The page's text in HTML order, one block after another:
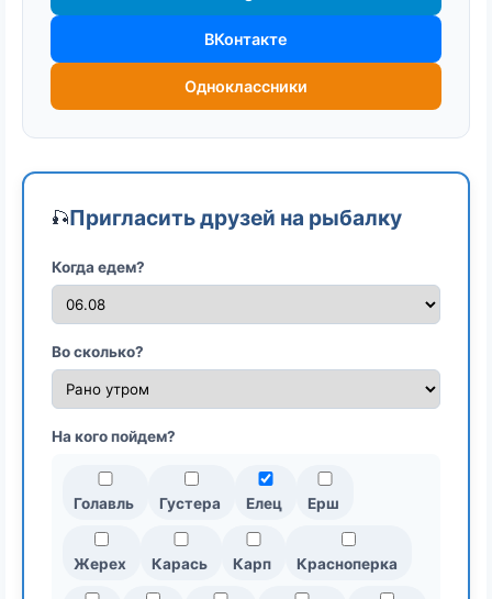
ВКонтакте
Одноклассники
🎣Пригласить друзей на рыбалку
Когда едем?
Во сколько?
На кого пойдем?
Голавль Густера Елец Ерш
Жерех Карась Карп Красноперка